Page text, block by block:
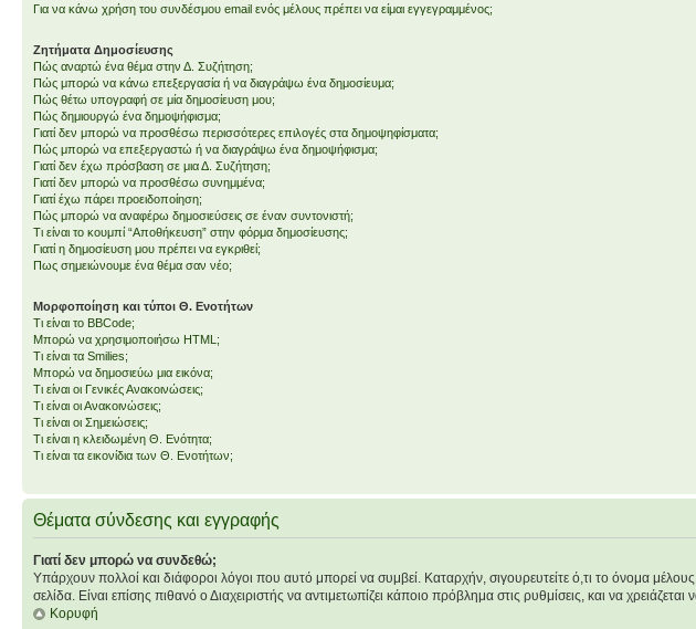
Για να κάνω χρήση του συνδέσμου email ενός μέλους πρέπει να είμαι εγγεγραμμένος;
Ζητήματα Δημοσίευσης
Πώς αναρτώ ένα θέμα στην Δ. Συζήτηση;
Πώς μπορώ να κάνω επεξεργασία ή να διαγράψω ένα δημοσίευμα;
Πώς θέτω υπογραφή σε μία δημοσίευση μου;
Πώς δημιουργώ ένα δημοψήφισμα;
Γιατί δεν μπορώ να προσθέσω περισσότερες επιλογές στα δημοψηφίσματα;
Πώς μπορώ να επεξεργαστώ ή να διαγράψω ένα δημοψήφισμα;
Γιατί δεν έχω πρόσβαση σε μια Δ. Συζήτηση;
Γιατί δεν μπορώ να προσθέσω συνημμένα;
Γιατί έχω πάρει προειδοποίηση;
Πώς μπορώ να αναφέρω δημοσιεύσεις σε έναν συντονιστή;
Τι είναι το κουμπί “Αποθήκευση” στην φόρμα δημοσίευσης;
Γιατί η δημοσίευση μου πρέπει να εγκριθεί;
Πως σημειώνουμε ένα θέμα σαν νέο;
Μορφοποίηση και τύποι Θ. Ενοτήτων
Τι είναι το BBCode;
Μπορώ να χρησιμοποιήσω HTML;
Τι είναι τα Smilies;
Μπορώ να δημοσιεύω μια εικόνα;
Τι είναι οι Γενικές Ανακοινώσεις;
Τι είναι οι Ανακοινώσεις;
Τι είναι οι Σημειώσεις;
Τι είναι η κλειδωμένη Θ. Ενότητα;
Τι είναι τα εικονίδια των Θ. Ενοτήτων;
Θέματα σύνδεσης και εγγραφής
Γιατί δεν μπορώ να συνδεθώ;
Υπάρχουν πολλοί και διάφοροι λόγοι που αυτό μπορεί να συμβεί. Καταρχήν, σιγουρευτείτε ό,τι το όνομα μέλους
σελίδα. Είναι επίσης πιθανό ο Διαχειριστής να αντιμετωπίζει κάποιο πρόβλημα στις ρυθμίσεις, και να χρειάζεται
Κορυφή